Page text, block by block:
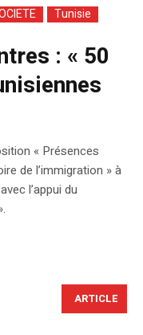
Tunisie
: « 50
« Présences
de l’immigration » à
l’appui du
ARTICLE